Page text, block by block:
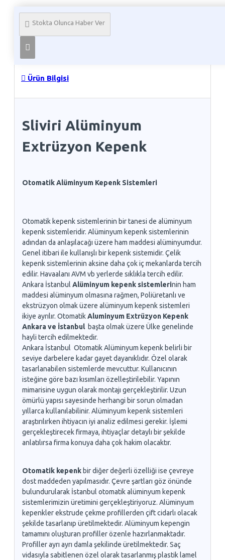
Stokta Olunca Haber Ver
Telefon İle Sipariş
Ürün Bilgisi
Sliviri Alüminyum
Extrüzyon Kepenk
Otomatik Alüminyum Kepenk Sistemleri
Otomatik kepenk sistemlerinin bir tanesi de alüminyum
kepenk sistemleridir. Alüminyum kepenk sistemlerinin
adından da anlaşılacağı üzere ham maddesi alüminyumdur.
Genel itibari ile kullanışlı bir kepenk sistemidir. Çelik
kepenk sistemlerinin aksine daha çok iç mekanlarda tercih
edilir. Havaalanı AVM vb yerlerde sıklıkla tercih edilir.
Ankara İstanbul Alüminyum kepenk sistemlerinin ham
maddesi alüminyum olmasına rağmen, Poliüretanlı ve
ekstrüzyon olmak üzere alüminyum kepenk sistemleri
ikiye ayrılır. OtomatikAluminyum Extrüzyon Kepenk
Ankara ve İstanbulbaşta olmak üzere Ülke genelinde
hayli tercih edilmektedir.
Ankara İstanbul Otomatik Alüminyum kepenk belirli bir
seviye darbelere kadar gayet dayanıklıdır. Özel olarak
tasarlanabilen sistemlerde mevcuttur. Kullanıcının
isteğine göre bazı kısımları özelleştirilebilir. Yapının
mimarisine uygun olarak montajı gerçekleştirilir. Uzun
ömürlü yapısı sayesinde herhangi bir sorun olmadan
yıllarca kullanılabilinir. Alüminyum kepenk sistemleri
araştırılırken ihtiyacın iyi analiz edilmesi gerekir. İşlemi
gerçekleştirecek firmaya, ihtiyaçlar detaylı bir şekilde
anlatılırsa firma konuya daha çok hakim olacaktır.
Otomatik kepenk bir diğer değerli özelliği ise çevreye
dost maddeden yapılmasıdır. Çevre şartları göz önünde
bulundurularak İstanbul otomatik alüminyum kepenk
sistemlerimizin üretimini gerçekleştiriyoruz. Alüminyum
kepenkler ekstrude çekme profillerden çift cidarlı olacak
şekilde tasarlanıp üretilmektedir. Alüminyum kepengin
tamamını oluşturan profiller özenle hazırlanmaktadır.
Profiller ayrı ayrı damla şekilinde üretilmektedir. Saç
vidasıyla sabitlenen özel olarak tasarlanmış plastik lamel